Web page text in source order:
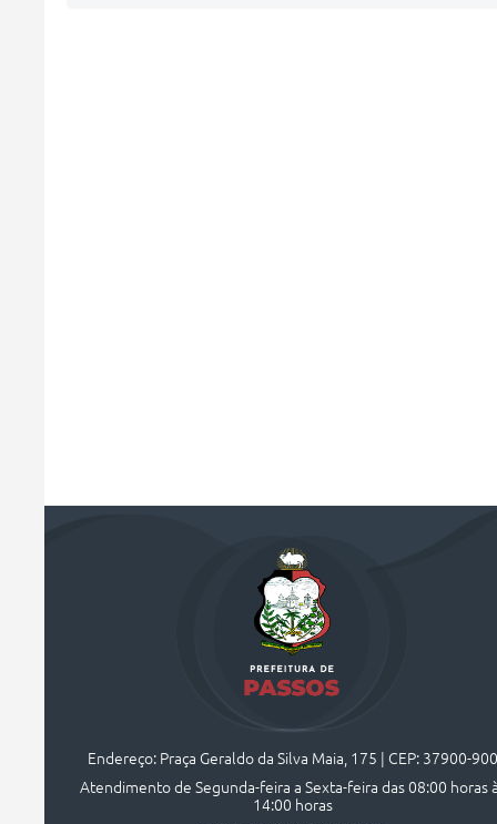
Endereço: Praça Geraldo da Silva Maia, 175 | CEP: 37900-900
Atendimento de Segunda-feira a Sexta-feira das 08:00 horas
14:00 horas